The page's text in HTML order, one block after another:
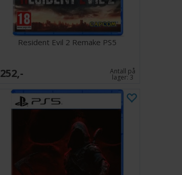
Resident Evil 2 Remake PS5
252,- Antall på
lager:3